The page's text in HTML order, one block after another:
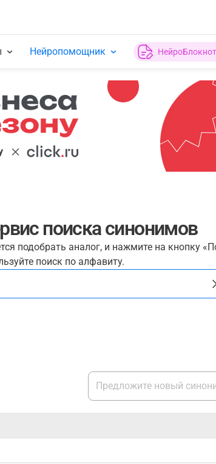
Нейропомощник НейроБлокнот
поиска синонимов
подобрать аналог, и нажмите на кнопку
поиск по алфавиту.